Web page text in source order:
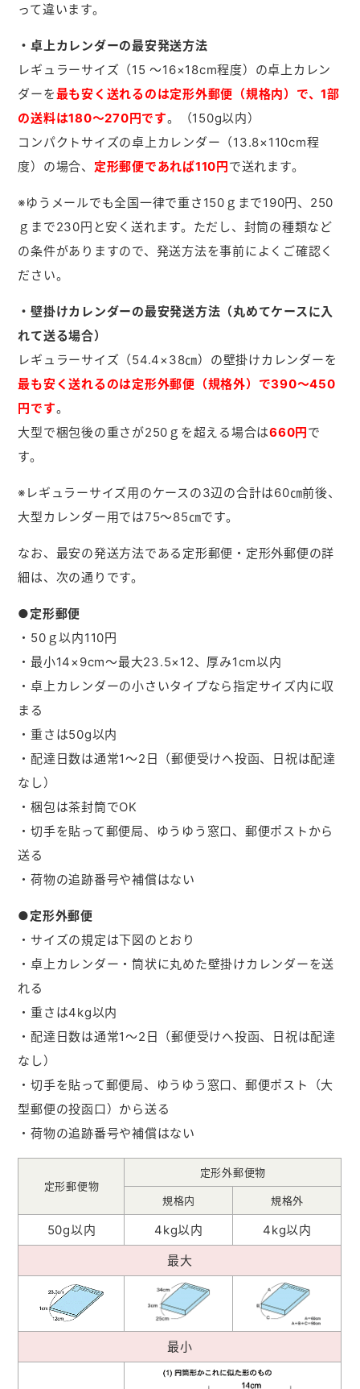
って違います。
・卓上カレンダーの最安発送方法
レギュラーサイズ（15 ～16×18cm程度）の卓上カレン
ダーを最も安く送れるのは定形外郵便（規格内）で、1部
の送料は180～270円です。（150g以内）
コンパクトサイズの卓上カレンダー（13.8×110cm程
度）の場合、 定形郵便であれば110円 で送れます。
※ゆうメールでも全国一律で重さ150ｇまで190円、250
ｇまで230円と安く送れます。ただし、封筒の種類など
の条件がありますので、発送方法を事前によくご確認く
ださい。
・壁掛けカレンダーの最安発送方法（丸めてケースに入
れて送る場合）
レギュラーサイズ（54.4×38㎝）の壁掛けカレンダーを
最も安く送れるのは定形外郵便（規格外）で390～450
円です。
大型で梱包後の重さが250ｇを超える場合は660円 で
す。
※レギュラーサイズ用のケースの3辺の合計は60㎝前後、
大型カレンダー用では75～85㎝です。
なお、最安の発送方法である定形郵便・定形外郵便の詳
細は、次の通りです。
●定形郵便
・50ｇ以内110円
・最小14×9cm～最大23.5×12、厚み1cm以内
・卓上カレンダーの小さいタイプなら指定サイズ内に収
まる
・重さは50g以内
・配達日数は通常1～2日（郵便受けへ投函、日祝は配達
なし）
・梱包は茶封筒でOK
・切手を貼って郵便局、ゆうゆう窓口、郵便ポストから
送る
・荷物の追跡番号や補償はない
●定形外郵便
・サイズの規定は下図のとおり
・卓上カレンダー・筒状に丸めた壁掛けカレンダーを送
れる
・重さは4kg以内
・配達日数は通常1～2日（郵便受けへ投函、日祝は配達
なし）
・切手を貼って郵便局、ゆうゆう窓口、郵便ポスト（大
型郵便の投函口）から送る
・荷物の追跡番号や補償はない
定形郵便物
定形外郵便物
規格内 規格外
50g以内 4kg以内
4kg以内
最大
最小